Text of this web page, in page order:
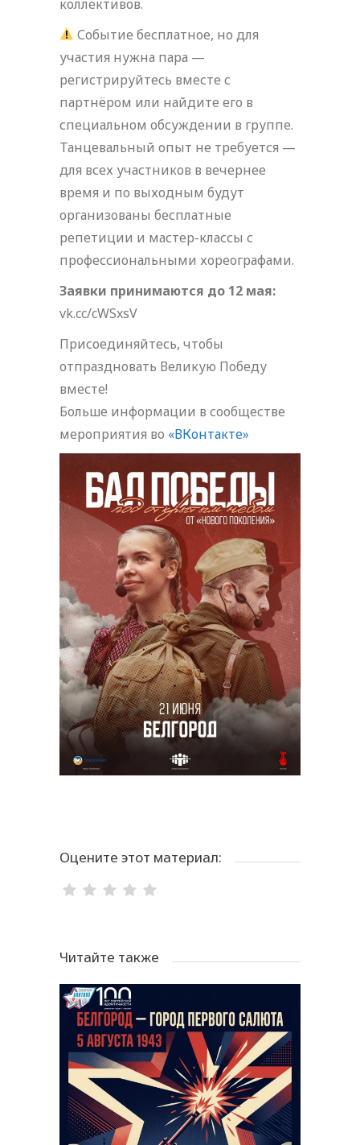
коллективов.
Событие бесплатное, но для
участия нужна пара —
регистрируйтесь вместе с
партнёром или найдите его в
специальном обсуждении в группе.
Танцевальный опыт не требуется —
для всех участников в вечернее
время и по выходным будут
организованы бесплатные
репетиции и мастер-классы с
профессиональными хореографами.
Заявки принимаются до 12 мая:
vk.cc/cWSxsV
Присоединяйтесь, чтобы
отпраздновать Великую Победу
вместе!
Больше информации в сообществе
мероприятия во «ВКонтакте»
Оцените этот материал:
Читайте также